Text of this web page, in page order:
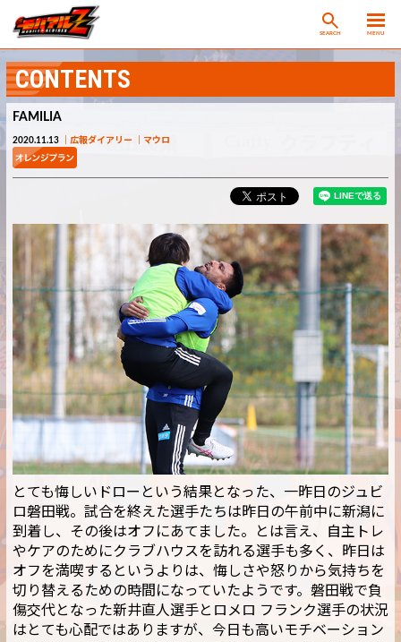
SEARCH MENU
CONTENTS
FAMILIA
2020.11.13 広報ダイアリー マウロ
とても悔しいドローという結果となった、一昨日のジュビ
ロ磐田戦。試合を終えた選手たちは昨日の午前中に新潟に
到着し、その後はオフにあてました。とは言え、自主トレ
やケアのためにクラブハウスを訪れる選手も多く、昨日は
オフを満喫するというよりは、悔しさや怒りから気持ちを
切り替えるための時間になっていたようです。磐田戦で負
傷交代となった新井直人選手とロメロ フランク選手の状況
はとても心配ではありますが、今日も高いモチベーション